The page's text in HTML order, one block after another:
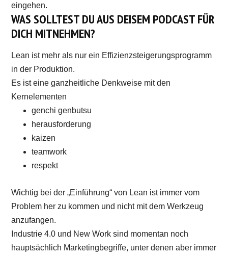
eingehen.
WAS SOLLTEST DU AUS DEISEM PODCAST FÜR
DICH MITNEHMEN?
Lean ist mehr als nur ein Effizienzsteigerungsprogramm
in der Produktion.
Es ist eine ganzheitliche Denkweise mit den
Kernelementen
genchi genbutsu
herausforderung
kaizen
teamwork
respekt
Wichtig bei der „Einführung“ von Lean ist immer vom
Problem her zu kommen und nicht mit dem Werkzeug
anzufangen.
Industrie 4.0 und New Work sind momentan noch
hauptsächlich Marketingbegriffe, unter denen aber immer